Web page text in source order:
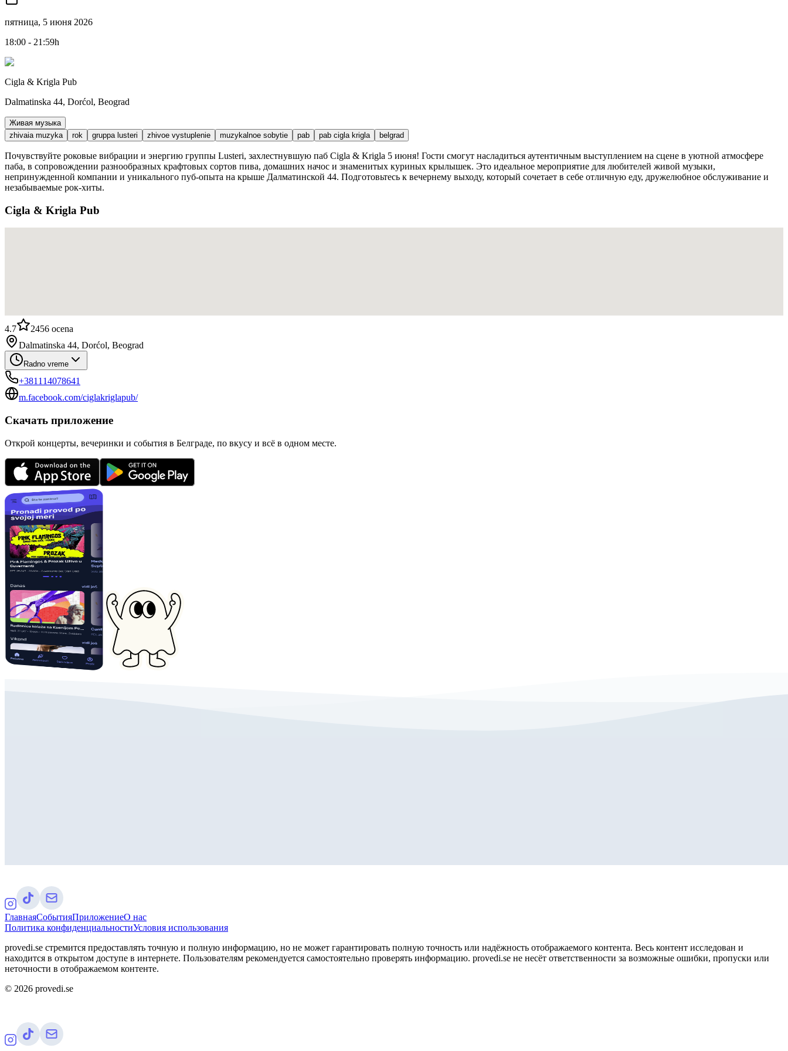
пятница, 5 июня 2026
18:00 - 21:59h
Cigla & Krigla Pub
Dalmatinska 44, Dorćol, Beograd
Живая музыка
zhivaia muzyka
rok gruppa lusteri zhivoe vystuplenie muzykalnoe sobytie pab pab cigla krigla belgrad
Почувствуйте роковые вибрации и энергию группы Lusteri, захлестнувшую паб Cigla & Krigla 5 июня! Гости смогут насладиться аутентичным выступлением на сцене в уютной атмосфере
паба, в сопровождении разнообразных крафтовых сортов пива, домашних начос и знаменитых куриных крылышек. Это идеальное мероприятие для любителей живой музыки,
непринужденной компании и уникального пуб-опыта на крыше Далматинской 44. Подготовьтесь к вечернему выходу, который сочетает в себе отличную еду, дружелюбное обслуживание и
незабываемые рок-хиты.
Cigla & Krigla Pub
4.7 2456 ocena
Dalmatinska 44, Dorćol, Beograd
Radno vreme
+381114078641
m.facebook.com/ciglakriglapub/
Скачать приложение
Открой концерты, вечеринки и события в Белграде, по вкусу и всё в одном месте.
ГлавнаяСобытияПриложениеО нас
Политика конфиденциальностиУсловия использования
provedi.se стремится предоставлять точную и полную информацию, но не может гарантировать полную точность или надёжность отображаемого контента. Весь контент исследован и
находится в открытом доступе в интернете. Пользователям рекомендуется самостоятельно проверять информацию. provedi.se не несёт ответственности за возможные ошибки, пропуски или
неточности в отображаемом контенте.
© 2026 provedi.se